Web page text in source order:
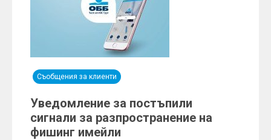
Съобщения за клиенти
Уведомление за постъпили
сигнали за разпространение на
фишинг имейли